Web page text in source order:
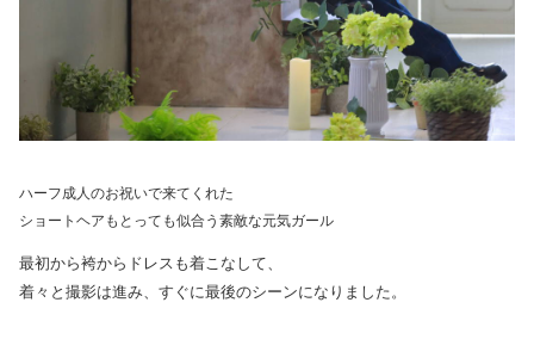
ハーフ成人のお祝いで来てくれた
ショートヘアもとっても似合う素敵な元気ガール
最初から袴からドレスも着こなして、
着々と撮影は進み、すぐに最後のシーンになりました。